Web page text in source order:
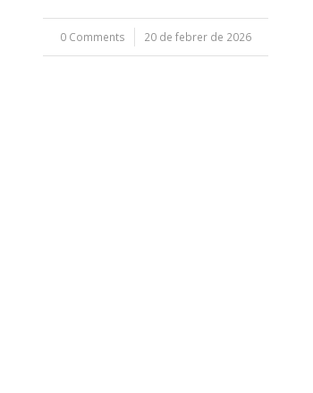
0 Comments
/ 20 de febrer de 2026